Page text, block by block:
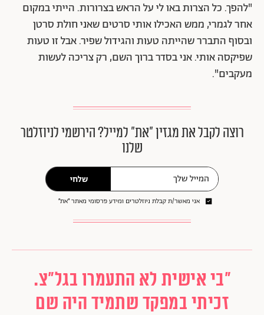
"להפך. כל הצרות באו לי על הראש בצרורות. הייתי במקום
אחר לגמרי, ממש האכילו אותי סרטים שאני חולת סרטן
ובסוף התברר שהייתה טעות והגידול שפיר. אבל זו טעות
שפיקסה אותי. אני בסדר ברוך השם, רק צריכה לעשות
מעקבים".
רוצה לקבל את מגזין ״את״ למייל? הירשמי לניוזלטר
שלנו
שלחי
אני מאשר/ת קבלת ניוזלטרים ומידע פרסומי מאתר ״את״
"בי אישית לא התעמרו בגל"צ.
זכיתי במפקד שתמיד היה שם